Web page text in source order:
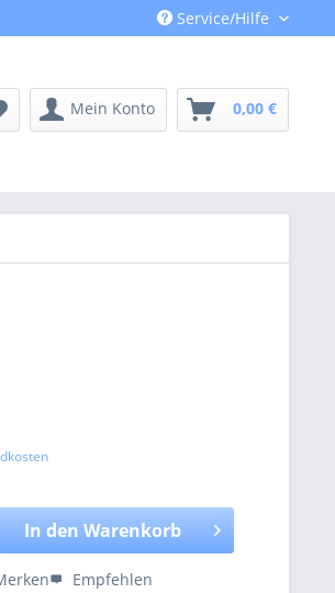
Service/Hilfe
Mein Konto 0,00 €
In den Warenkorb
Empfehlen